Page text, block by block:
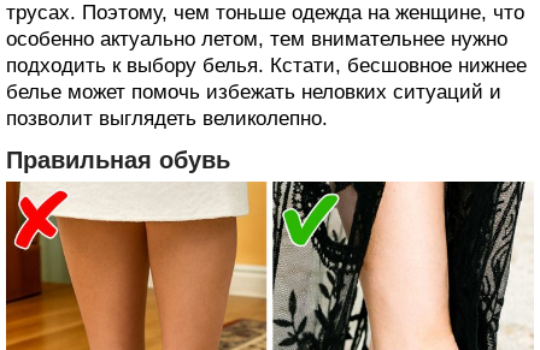
трусах. Поэтому, чем тоньше одежда на женщине, что
особенно актуально летом, тем внимательнее нужно
подходить к выбору белья. Кстати, бесшовное нижнее
белье может помочь избежать неловких ситуаций и
позволит выглядеть великолепно.
Правильная обувь